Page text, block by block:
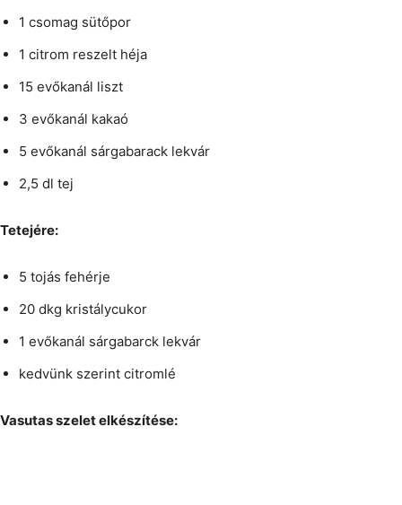
1 csomag sütőpor
1 citrom reszelt héja
15 evőkanál liszt
3 evőkanál kakaó
5 evőkanál sárgabarack lekvár
2,5 dl tej
Tetejére:
5 tojás fehérje
20 dkg kristálycukor
1 evőkanál sárgabarck lekvár
kedvünk szerint citromlé
Vasutas szelet elkészítése: